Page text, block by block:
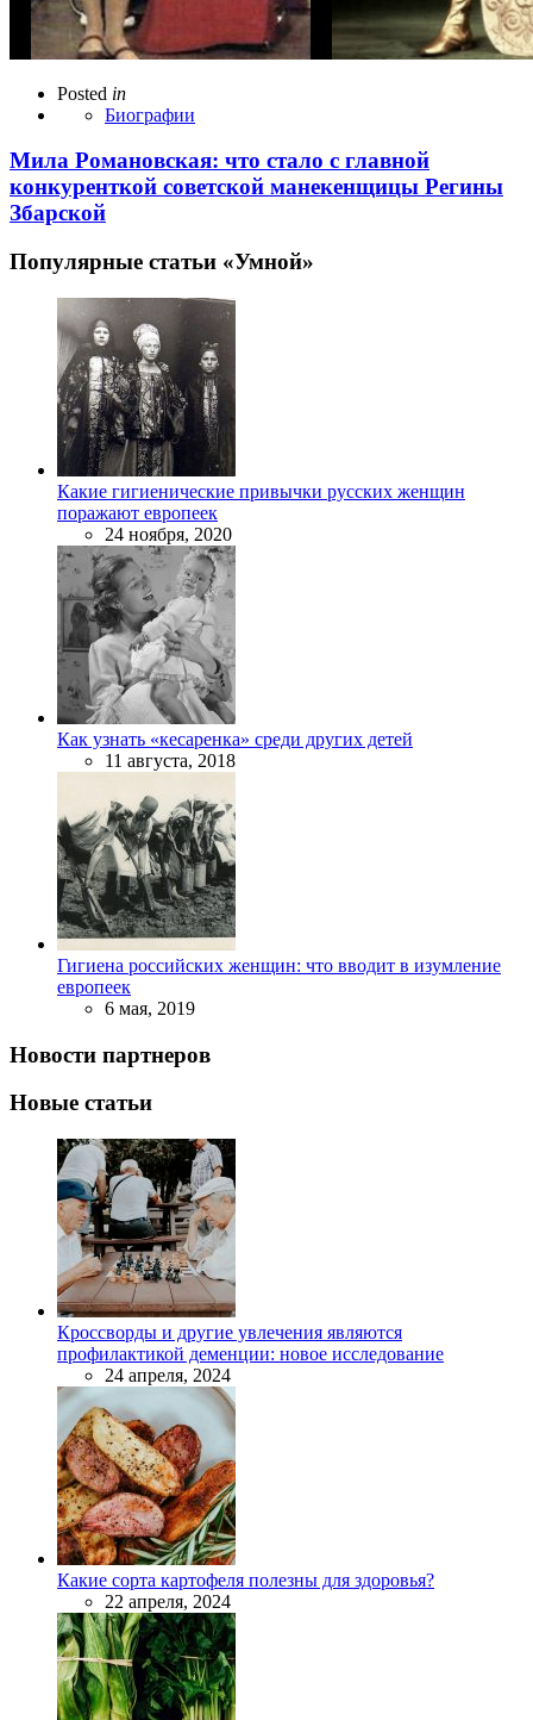
Posted in
Биографии
Мила Романовская: что стало с главной
конкуренткой советской манекенщицы Регины
Збарской
Популярные статьи «Умной»
Какие гигиенические привычки русских женщин
поражают европеек
24 ноября, 2020
Как узнать «кесаренка» среди других детей
11 августа, 2018
Гигиена российских женщин: что вводит в изумление
европеек
6 мая, 2019
Новости партнеров
Новые статьи
Кроссворды и другие увлечения являются
профилактикой деменции: новое исследование
24 апреля, 2024
Какие сорта картофеля полезны для здоровья?
22 апреля, 2024